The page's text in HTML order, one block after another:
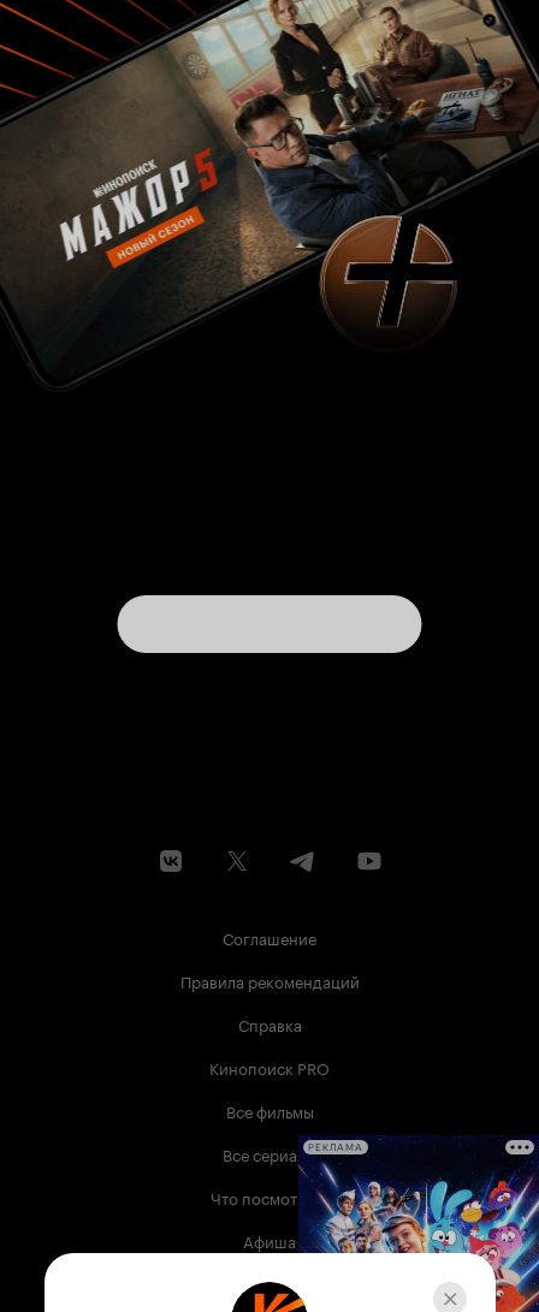
Соглашение
Правила рекомендаций
Справка
Кинопоиск PRO
Все фильмы
Все сериалы
Что посмотреть
Афиша
Музыка
РЕКЛАМА